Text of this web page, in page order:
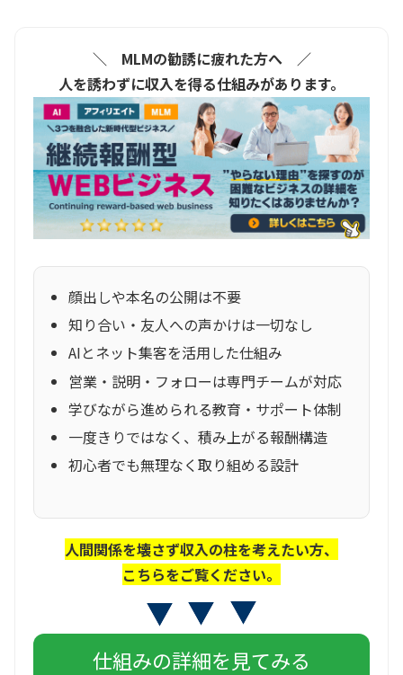
＼ MLMの勧誘に疲れた方へ ／
人を誘わずに収入を得る仕組みがあります。
顔出しや本名の公開は不要
知り合い・友人への声かけは一切なし
AIとネット集客を活用した仕組み
営業・説明・フォローは専門チームが対応
学びながら進められる教育・サポート体制
一度きりではなく、積み上がる報酬構造
初心者でも無理なく取り組める設計
人間関係を壊さず収入の柱を考えたい方、
こちらをご覧ください。
仕組みの詳細を見てみる